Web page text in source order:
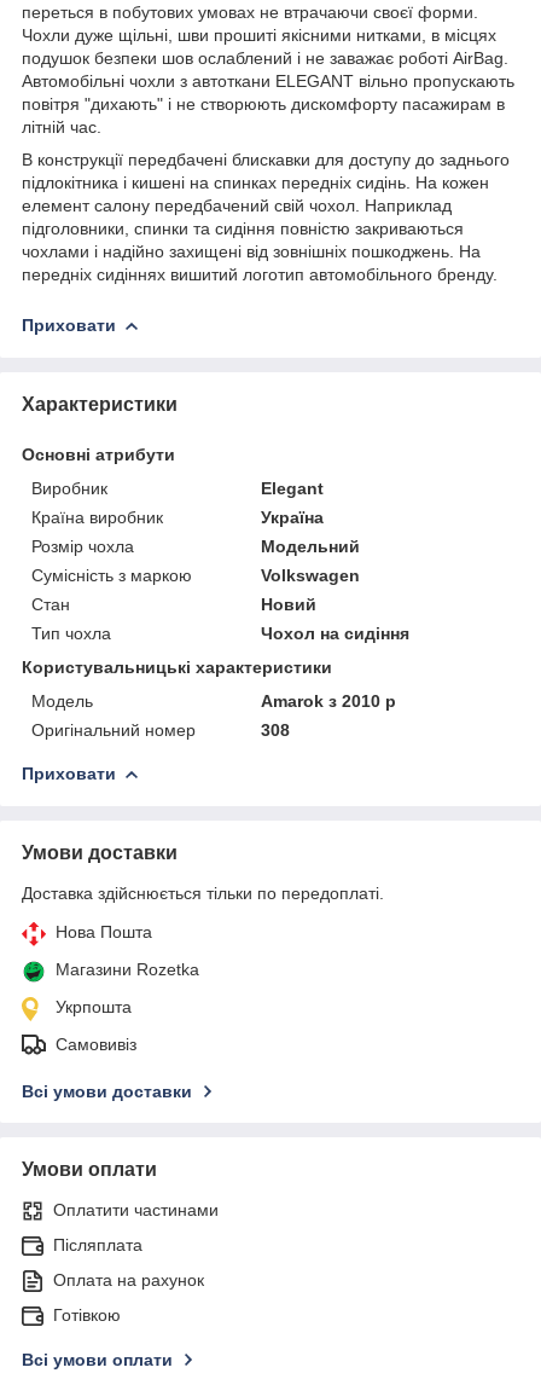
переться в побутових умовах не втрачаючи своєї форми.
Чохли дуже щільні, шви прошиті якісними нитками, в місцях
подушок безпеки шов ослаблений і не заважає роботі AirBag.
Автомобільні чохли з автоткани ELEGANT вільно пропускають
повітря "дихають" і не створюють дискомфорту пасажирам в
літній час.
В конструкції передбачені блискавки для доступу до заднього
підлокітника і кишені на спинках передніх сидінь. На кожен
елемент салону передбачений свій чохол. Наприклад
підголовники, спинки та сидіння повністю закриваються
чохлами і надійно захищені від зовнішніх пошкоджень. На
передніх сидіннях вишитий логотип автомобільного бренду.
Приховати
Характеристики
Основні атрибути
Виробник
Elegant
Країна виробник
Україна
Розмір чохла
Модельний
Сумісність з маркою
Volkswagen
Стан
Новий
Тип чохла
Чохол на сидіння
Користувальницькі характеристики
Мoдель
Amarok з 2010 р
Оригінальний номер
308
Приховати
Умови доставки
Доставка здійснюється тільки по передоплаті.
Нова Пошта
Магазини Rozetka
Укрпошта
Самовивіз
Всі умови доставки
Умови оплати
Оплатити частинами
Післяплата
Оплата на рахунок
Готівкою
Всі умови оплати